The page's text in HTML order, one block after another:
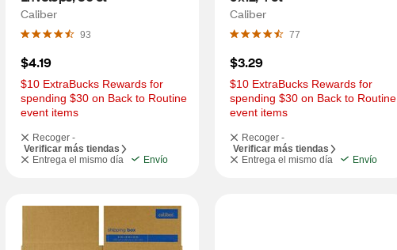
Caliber
93
$4.19
$10 ExtraBucks Rewards for
spending $30 on Back to Routine
event items
Recoger -
Verificar más tiendas
Entrega el mismo día
Envío
Caliber
77
$3.29
$10 ExtraBucks Rewards for
spending $30 on Back to Routine
event items
Recoger -
Verificar más tiendas
Entrega el mismo día
Envío